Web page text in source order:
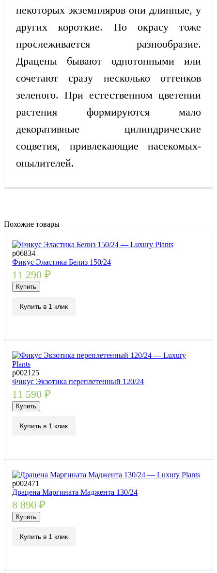
некоторых экземпляров они длинные, у
других короткие. По окрасу тоже
прослеживается разнообразие.
Драцены бывают однотонными или
сочетают сразу несколько оттенков
зеленого. При естественном цветении
растения формируются мало
декоративные цилиндрические
соцветия, привлекающие насекомых-
опылителей.
Похожие товары
р06834
Фикус Эластика Белиз 150/24
11 290 ₽
Купить
Купить в 1 клик
р002125
Фикус Экзотика переплетенный 120/24
11 590 ₽
Купить
Купить в 1 клик
р002471
Драцена Маргината Маджента 130/24
8 890 ₽
Купить
Купить в 1 клик